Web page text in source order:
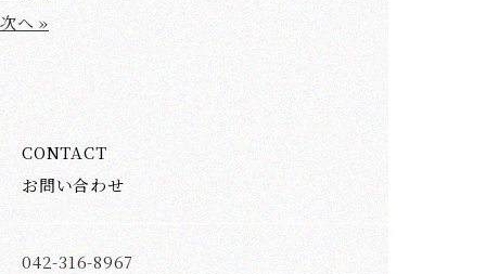
次へ »
CONTACT
お問い合わせ
042-316-8967